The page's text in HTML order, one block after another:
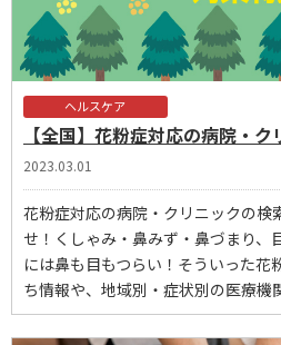
ヘルスケア
【全国】花粉症対応の病院・
2023.03.01
花粉症対応の病院・クリニックの検
せ！くしゃみ・鼻みず・鼻づまり、
には鼻も目もつらい！そういった花
ち情報や、地域別・症状別の医療機